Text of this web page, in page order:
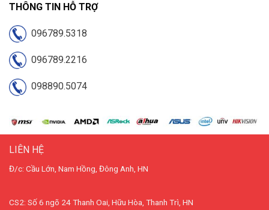
THÔNG TIN HỖ TRỢ
096789.5318
096789.2216
098890.5074
LIÊN HỆ
Đ/c: Cầu Lớn, Nam Hồng, Đông Anh, HN
CS2: Số 6 ngõ 24 Thanh Oai, Hữu Hòa, Thanh Trì, HN